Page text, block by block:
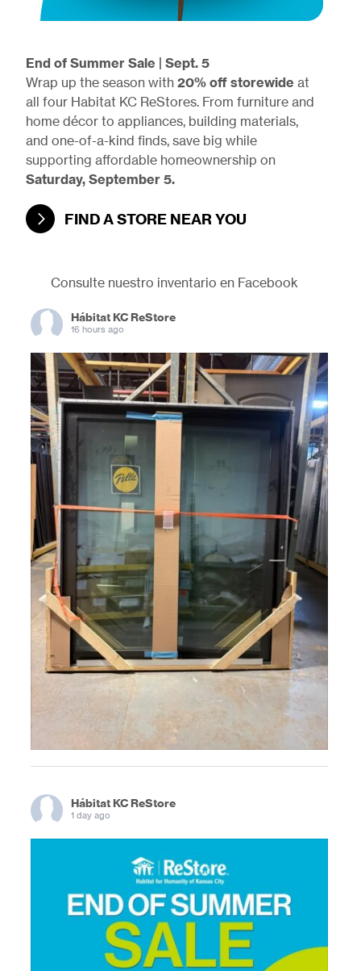
End of Summer Sale | Sept. 5
Wrap up the season with 20% off storewide at
all four Habitat KC ReStores. From furniture and
home décor to appliances, building materials,
and one-of-a-kind finds, save big while
supporting affordable homeownership on
Saturday, September 5.
FIND A STORE NEAR YOU
Consulte nuestro inventario en Facebook
Hábitat KC ReStore
16 hours ago
Hábitat KC ReStore
1 day ago